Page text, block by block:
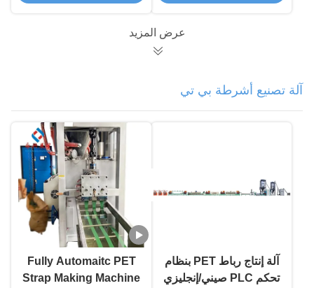
عرض المزيد
آلة تصنيع أشرطة بي تي
آلة إنتاج رباط PET بنظام
تحكم PLC صيني/إنجليزي
Fully Automaitc PET
Strap Making Machine